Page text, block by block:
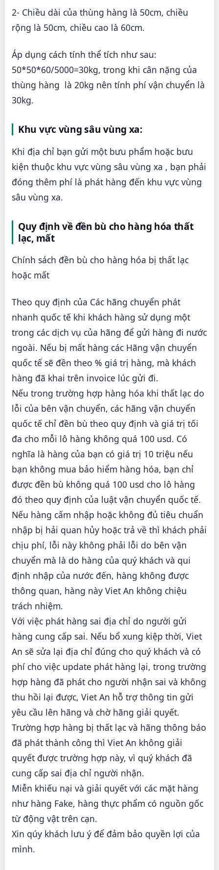
2- Chiều dài của thùng hàng là 50cm, chiều
rộng là 50cm, chiều cao là 60cm.
Áp dụng cách tính thể tích như sau:
50*50*60/5000=30kg, trong khi cân nặng của
thùng hàng là 20kg nên tính phí vận chuyển là
30kg.
Khu vực vùng sâu vùng xa:
Khi địa chỉ bạn gửi một bưu phẩm hoặc bưu
kiện thuộc khu vực vùng sâu vùng xa , bạn phải
đóng thêm phí là phát hàng đến khu vực vùng
sâu vùng xa.
Quy định về đền bù cho hàng hóa thất
lạc, mất
Chính sách đền bù cho hàng hóa bị thất lạc
hoặc mất
Theo quy định của Các hãng chuyển phát
nhanh quốc tế khi khách hàng sử dụng một
trong các dịch vụ của hãng để gửi hàng đi nước
ngoài. Nếu bị mất hàng các Hãng vận chuyển
quốc tế sẽ đền theo % giá trị hàng, mà khách
hàng đã khai trên invoice lúc gửi đi.
Nếu trong trường hợp hàng hóa khi thất lạc do
lỗi của bên vận chuyển, các hãng vận chuyển
quốc tế chỉ đền bù theo quy định và giá trị tối
đa cho mỗi lô hàng không quá 100 usd. Có
nghĩa là hàng của bạn có giá trị 10 triệu nếu
bạn không mua bảo hiểm hàng hóa, bạn chỉ
được đền bù không quá 100 usd cho lô hàng
đó theo quy định của luật vận chuyển quốc tế.
Nếu hàng cấm nhập hoặc không đủ tiêu chuẩn
nhập bị hải quan hủy hoặc trả về thì khách phải
chịu phí, lỗi này không phải lỗi do bên vận
chuyển mà là do hàng của quý khách và qui
định nhập của nước đến, hàng không được
thông quan, hàng này Viet An không chiệu
trách nhiệm.
Với việc phát hàng sai địa chỉ do người gửi
hàng cung cấp sai. Nếu bổ xung kiệp thời, Viet
An sẽ sửa lại địa chỉ đúng cho quý khách và có
phí cho việc update phát hàng lại, trong trường
hợp hàng đã phát cho người nhận sai và không
thu hồi lại được, Viet An hỗ trợ thông tin gửi
yêu cầu lên hãng và chờ hãng giải quyết.
Trường hợp hàng bị thất lạc và hãng thông báo
đã phát thành công thì Viet An không giải
quyết được trường hợp này, vì quý khách đã
cung cấp sai địa chỉ người nhận.
Miễn khiếu nại và giải quyết với các mặt hàng
như hàng Fake, hàng thực phẩm có nguồn gốc
từ động vật trên cạn.
Xin qúy khách lưu ý để đảm bảo quyền lợi của
mình.